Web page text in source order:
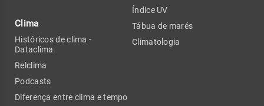
Clima
Históricos de clima -
Dataclima
Relclima
Podcasts
Diferença entre clima e tempo
Índice UV
Tábua de marés
Climatologia